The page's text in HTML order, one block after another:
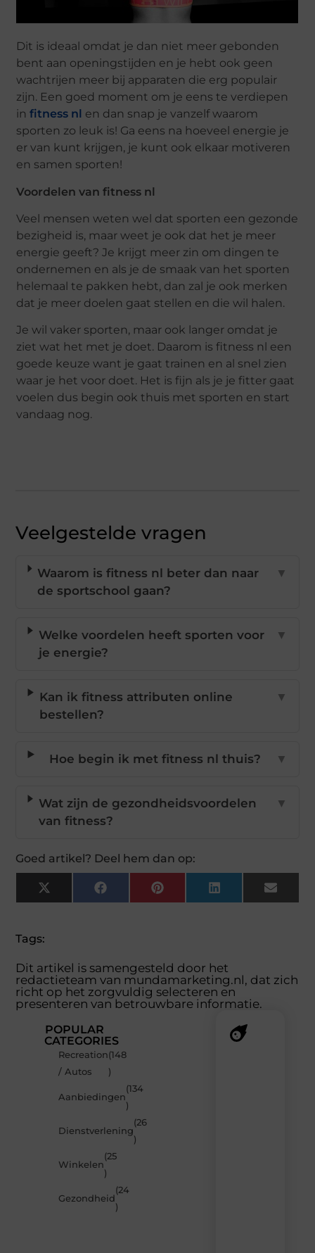
Dit is ideaal omdat je dan niet meer gebonden
bent aan openingstijden en je hebt ook geen
wachtrijen meer bij apparaten die erg populair
zijn. Een goed moment om je eens te verdiepen
infitness nl en dan snap je vanzelf waarom
sporten zo leuk is! Ga eens na hoeveel energie je
er van kunt krijgen, je kunt ook elkaar motiveren
en samen sporten!
Voordelen van fitness nl
Veel mensen weten wel dat sporten een gezonde
bezigheid is, maar weet je ook dat het je meer
energie geeft? Je krijgt meer zin om dingen te
ondernemen en als je de smaak van het sporten
helemaal te pakken hebt, dan zal je ook merken
dat je meer doelen gaat stellen en die wil halen.
Je wil vaker sporten, maar ook langer omdat je
ziet wat het met je doet. Daarom is fitness nl een
goede keuze want je gaat trainen en al snel zien
waar je het voor doet. Het is fijn als je je fitter gaat
voelen dus begin ook thuis met sporten en start
vandaag nog.
Veelgestelde vragen
Waarom is fitness nl beter dan naar
de sportschool gaan?
▼
Welke voordelen heeft sporten voor
je energie?
▼
Kan ik fitness attributen online
bestellen?
▼
Hoe begin ik met fitness nl thuis? ▼
Wat zijn de gezondheidsvoordelen
van fitness?
▼
Goed artikel? Deel hem dan op:
X
(Twitter)
FacebookPinterestLinkedInEmail
Tags:
Dit artikel is samengesteld door het
redactieteam van mundamarketing.nl, dat zich
richt op het zorgvuldig selecteren en
presenteren van betrouwbare informatie.
POPULAR
CATEGORIES
Recreation
/ Autos
(148
)
Aanbiedingen
(134
)
Dienstverlening
(26
)
Winkelen
(25
)
Gezondheid
(24
)